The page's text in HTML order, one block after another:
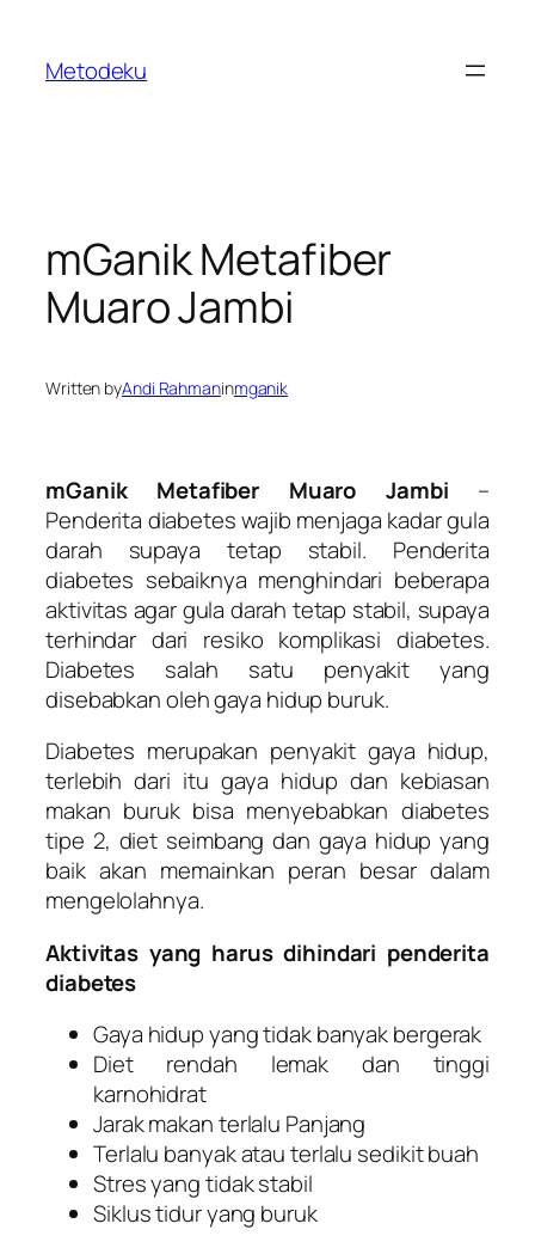
content
Metodeku
mGanik Metafiber
Muaro Jambi
Written byAndi Rahmaninmganik
mGanik Metafiber Muaro Jambi –
Penderita diabetes wajib menjaga kadar gula
darah supaya tetap stabil. Penderita
diabetes sebaiknya menghindari beberapa
aktivitas agar gula darah tetap stabil, supaya
terhindar dari resiko komplikasi diabetes.
Diabetes salah satu penyakit yang
disebabkan oleh gaya hidup buruk.
Diabetes merupakan penyakit gaya hidup,
terlebih dari itu gaya hidup dan kebiasan
makan buruk bisa menyebabkan diabetes
tipe 2, diet seimbang dan gaya hidup yang
baik akan memainkan peran besar dalam
mengelolahnya.
Aktivitas yang harus dihindari penderita
diabetes
Gaya hidup yang tidak banyak bergerak
Diet rendah lemak dan tinggi
karnohidrat
Jarak makan terlalu Panjang
Terlalu banyak atau terlalu sedikit buah
Stres yang tidak stabil
Siklus tidur yang buruk